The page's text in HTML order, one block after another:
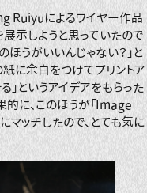
Ruiyuによるワイヤー作品
示しようと思っていたので
ほうがいいんじゃない？」と
紙に余白をつけてプリントア
」というアイデアをもらった
的に、このほうが「Image
マッチしたので、とても気に